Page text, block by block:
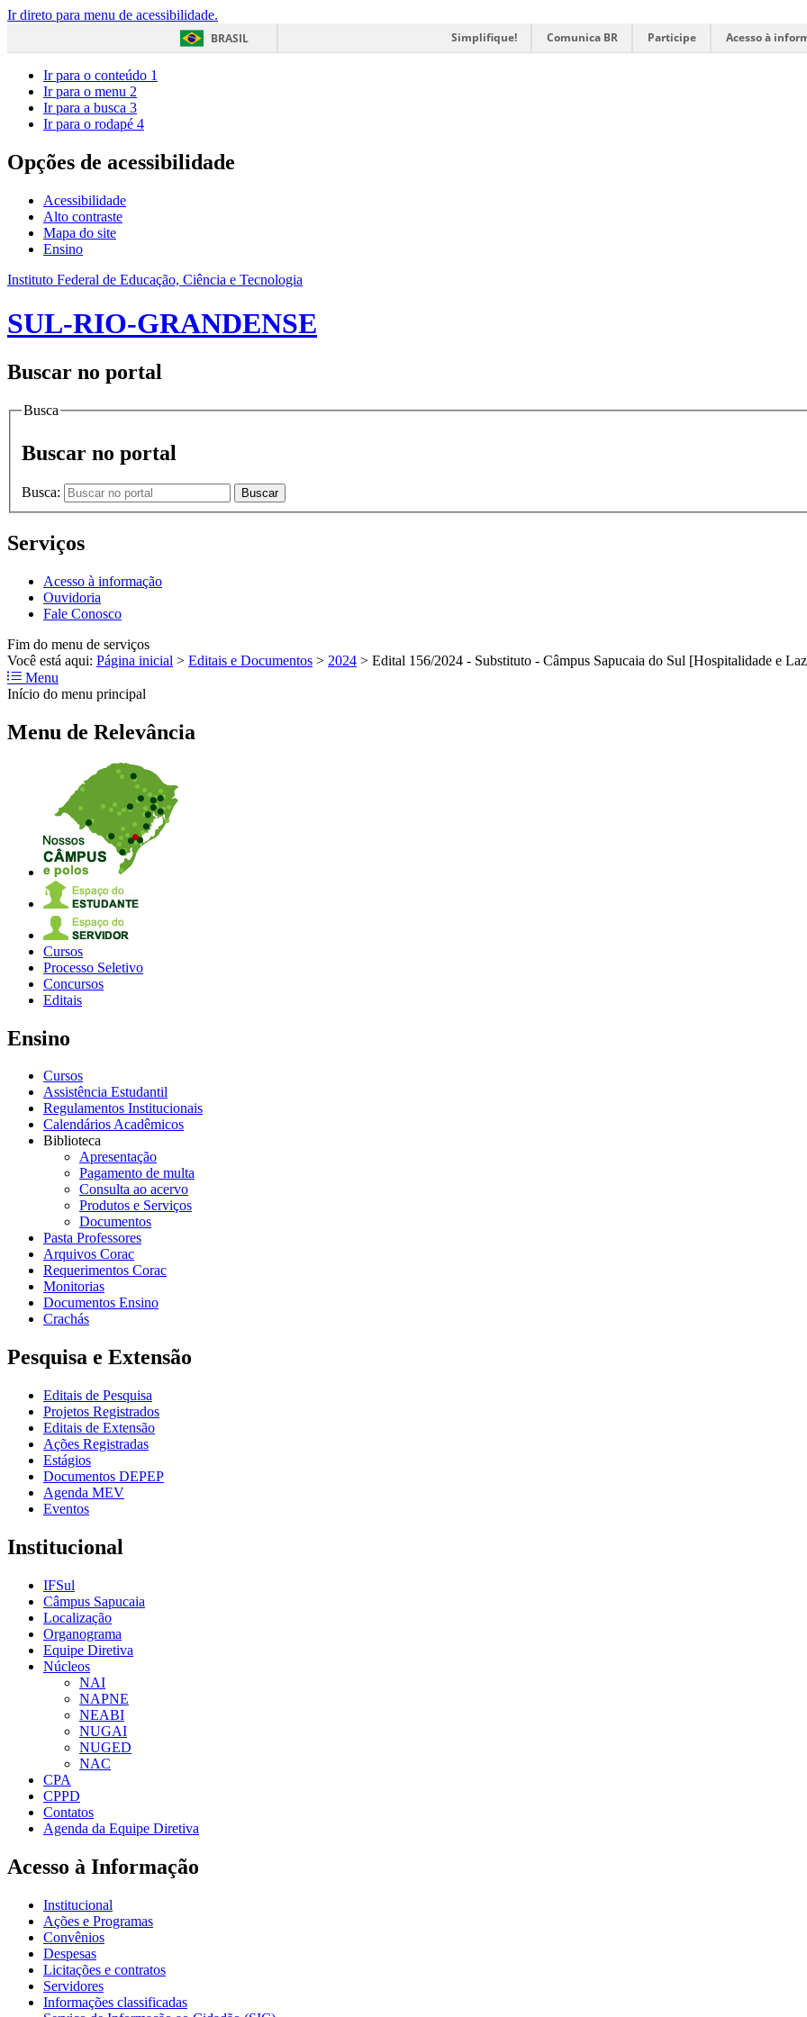
Ir direto para menu de acessibilidade.
BRASIL
Simplifique! Comunica BR Participe Acesso à
Ir para o conteúdo 1
Ir para o menu 2
Ir para a busca 3
Ir para o rodapé 4
Opções de acessibilidade
Acessibilidade
Alto contraste
Mapa do site
Ensino
Instituto Federal de Educação, Ciência e Tecnologia
SUL-RIO-GRANDENSE
Buscar no portal
Busca
Buscar no portal
Busca: Buscar
Serviços
Acesso à informação
Ouvidoria
Fale Conosco
Fim do menu de serviços
Você está aqui: Página inicial > Editais e Documentos > 2024 > Edital 156/2024 - Substituto - Câmpus Sapucaia do Sul [Hospitalidade e
Menu
Início do menu principal
Menu de Relevância
Cursos
Processo Seletivo
Concursos
Editais
Ensino
Cursos
Assistência Estudantil
Regulamentos Institucionais
Calendários Acadêmicos
Biblioteca
Apresentação
Pagamento de multa
Consulta ao acervo
Produtos e Serviços
Documentos
Pasta Professores
Arquivos Corac
Requerimentos Corac
Monitorias
Documentos Ensino
Crachás
Pesquisa e Extensão
Editais de Pesquisa
Projetos Registrados
Editais de Extensão
Ações Registradas
Estágios
Documentos DEPEP
Agenda MEV
Eventos
Institucional
IFSul
Câmpus Sapucaia
Localização
Organograma
Equipe Diretiva
Núcleos
NAI
NAPNE
NEABI
NUGAI
NUGED
NAC
CPA
CPPD
Contatos
Agenda da Equipe Diretiva
Acesso à Informação
Institucional
Ações e Programas
Convênios
Despesas
Licitações e contratos
Servidores
Informações classificadas